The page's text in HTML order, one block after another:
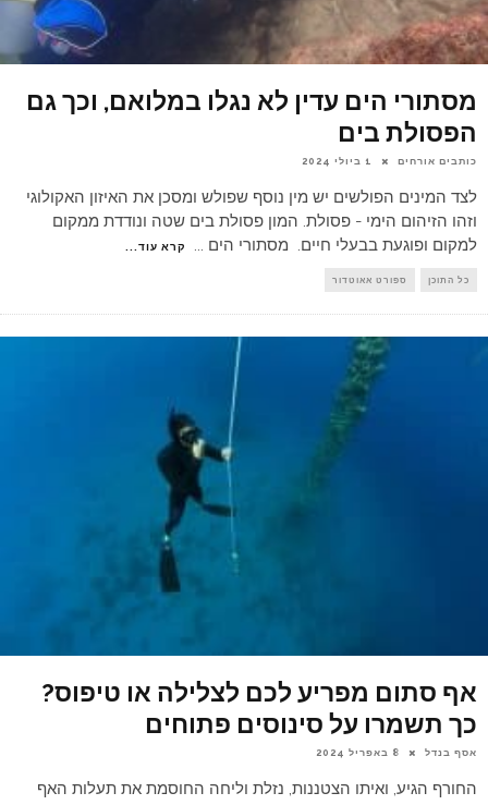
מסתורי הים עדין לא נגלו במלואם, וכך גם
הפסולת בים
כותבים אורחים 1 ביולי 2024
לצד המינים הפולשים יש מין נוסף שפולש ומסכן את האיזון האקולוגי
וזהו הזיהום הימי - פסולת. המון פסולת בים שטה ונודדת ממקום
למקום ופוגעת בבעלי חיים. מסתורי הים ... קרא עוד...
כל התוכן ספורט אאוטדור
אף סתום מפריע לכם לצלילה או טיפוס?
כך תשמרו על סינוסים פתוחים
אסף בנדל 8 באפריל 2024
החורף הגיע, ואיתו הצטננות, נזלת וליחה החוסמת את תעלות האף